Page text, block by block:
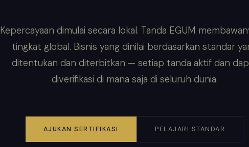
Kepercayaan dimulai secara lokal. Tanda EGUM
tingkat global. Bisnis yang dinilai berdasarkan standar
ditentukan dan diterbitkan — setiap tanda aktif dan
diverifikasi di mana saja di seluruh dunia.
AJUKAN SERTIFIKASI PELAJARI STANDAR